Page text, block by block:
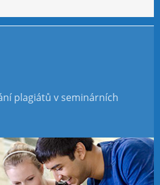
plagiátů v seminárních